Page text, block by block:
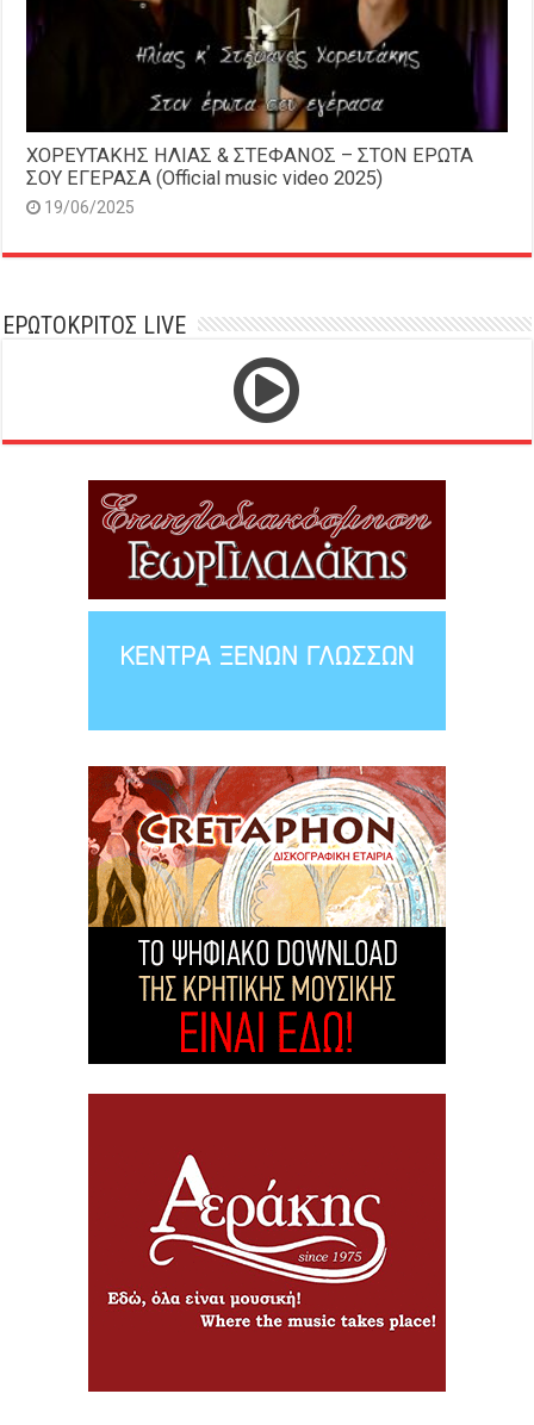
ΧΟΡΕΥΤΑΚΗΣ ΗΛΙΑΣ & ΣΤΕΦΑΝΟΣ – ΣΤΟΝ ΕΡΩΤΑ
ΣΟΥ ΕΓΕΡΑΣΑ (Official music video 2025)
19/06/2025
ΕΡΩΤΟΚΡΙΤΟΣ LIVE